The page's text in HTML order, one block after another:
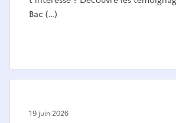
Bac (…)
19 juin 2026